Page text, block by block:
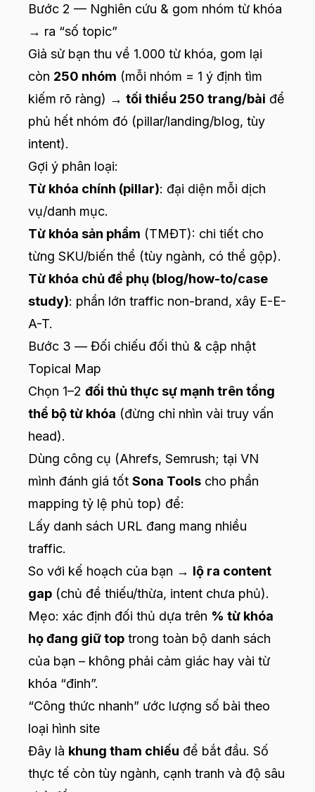
Bước 2 — Nghiên cứu & gom nhóm từ khóa
→ ra “số topic”
Giả sử bạn thu về 1.000 từ khóa, gom lại
còn 250 nhóm (mỗi nhóm = 1 ý định tìm
kiếm rõ ràng) → tối thiểu 250 trang/bài để
phủ hết nhóm đó (pillar/landing/blog, tùy
intent).
Gợi ý phân loại:
Từ khóa chính (pillar): đại diện mỗi dịch
vụ/danh mục.
Từ khóa sản phẩm (TMĐT): chi tiết cho
từng SKU/biến thể (tùy ngành, có thể gộp).
Từ khóa chủ đề phụ (blog/how-to/case
study): phần lớn traffic non-brand, xây E-E-
A-T.
Bước 3 — Đối chiếu đối thủ & cập nhật
Topical Map
Chọn 1–2 đối thủ thực sự mạnh trên tổng
thể bộ từ khóa (đừng chỉ nhìn vài truy vấn
head).
Dùng công cụ (Ahrefs, Semrush; tại VN
mình đánh giá tốt Sona Tools cho phần
mapping tỷ lệ phủ top) để:
Lấy danh sách URL đang mang nhiều
traffic.
So với kế hoạch của bạn → lộ ra content
gap (chủ đề thiếu/thừa, intent chưa phủ).
Mẹo: xác định đối thủ dựa trên % từ khóa
họ đang giữ top trong toàn bộ danh sách
của bạn – không phải cảm giác hay vài từ
khóa “đinh”.
“Công thức nhanh” ước lượng số bài theo
loại hình site
Đây là khung tham chiếu để bắt đầu. Số
thực tế còn tùy ngành, cạnh tranh và độ sâu